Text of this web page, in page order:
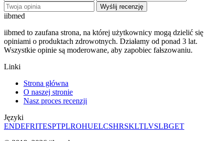
Wyślij recenzję
iibmed
iibmed to zaufana strona, na której użytkownicy mogą dzielić się
opiniami o produktach zdrowotnych. Działamy od ponad 3 lat.
Wszystkie opinie są moderowane, aby zapobiec fałszowaniu.
Linki
Strona główna
O naszej stronie
Nasz proces recenzji
Języki
ENDEFRITESPTPLROHUELCSHRSKLTLVSLBGET